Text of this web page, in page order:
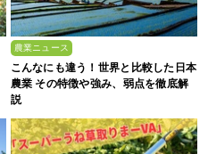
農業ニュース
こんなにも違う！世界と比較した日本
農業 その特徴や強み、弱点を徹底解
説